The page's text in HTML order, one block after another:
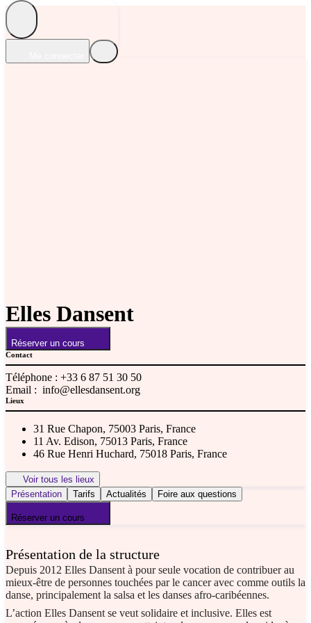
Elles Dansent
Réserver un cours
Contact
Téléphone : +33 6 87 51 30 50
Email : info@ellesdansent.org
Lieux
31 Rue Chapon, 75003 Paris, France
11 Av. Edison, 75013 Paris, France
46 Rue Henri Huchard, 75018 Paris, France
Voir tous les lieux
Présentation
Tarifs Actualités Foire aux questions
Réserver un cours
Présentation de la structure
Depuis 2012 Elles Dansent à pour seule vocation de contribuer au
mieux-être de personnes touchées par le cancer avec comme outils la
danse, principalement la salsa et les danses afro-caribéennes.
L’action Elles Dansent se veut solidaire et inclusive. Elles est